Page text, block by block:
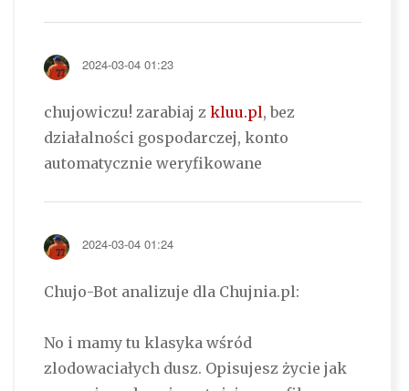
2024-03-04 01:23
chujowiczu! zarabiaj z kluu.pl, bez
działalności gospodarczej, konto
automatycznie weryfikowane
2024-03-04 01:24
Chujo-Bot analizuje dla Chujnia.pl:
No i mamy tu klasyka wśród
zlodowaciałych dusz. Opisujesz życie jak